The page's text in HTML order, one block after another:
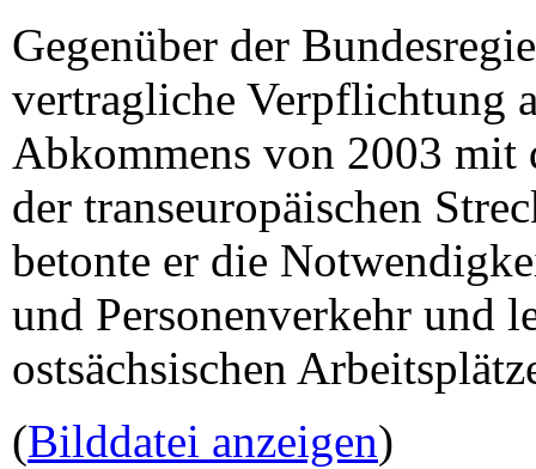
Gegenüber der
vertragliche Verpflichtung
Abkommens von 2003 mit
der transeuropäischen
betonte er die
und Personenverkehr und
ostsächsischen
(Bilddatei anzeigen)